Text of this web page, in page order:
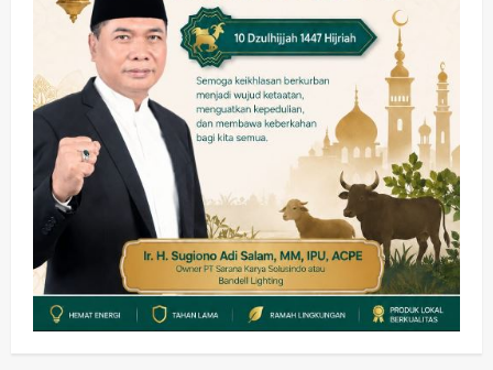
4
Pemkab Sidoarjo & Muhammadiyah
Sinergi Permudah Perizinan, Wakaf,
hingga Hibah
wartanusa 4 Agustus 2026
5
Keagamaan Pemerintahan
Hadir di Pengajian Qurrota A’yun,
Wabup Sidoarjo Minta Doa Jamaah
Agar Tetap Amanah Memimpin
wartanusa 4 Agustus 2026
Kesehatan Pembangunan
Pemerintahan
PANAS! Kalah Tender Proyek RSUD
Sibar Rp 9,9 M, Beranikah CV Tiga
Anugerah Utama Pertaruhkan